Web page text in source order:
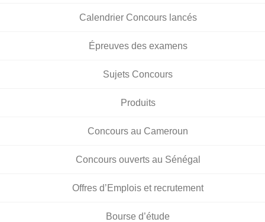
Calendrier Concours lancés
Épreuves des examens
Sujets Concours
Produits
Concours au Cameroun
Concours ouverts au Sénégal
Offres d’Emplois et recrutement
Bourse d’étude